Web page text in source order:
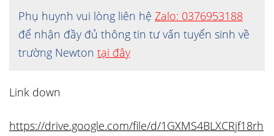
Phụ huynh vui lòng liên hệ Zalo: 0376953188
để nhận đầy đủ thông tin tư vấn tuyển sinh về
trường Newton tại đây
Link down
https://drive.google.com/file/d/1GXMS4BLXCRjf18rh